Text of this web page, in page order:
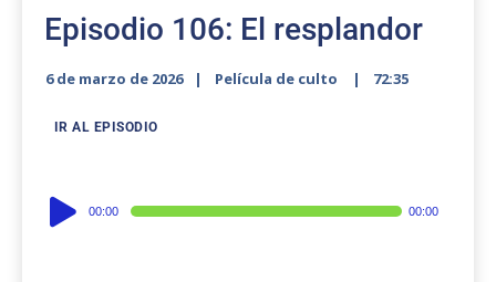
Episodio 106: El resplandor
6 de marzo de 2026 Película de culto 72:35
IR AL EPISODIO
Audio
Player
00:00 00:00